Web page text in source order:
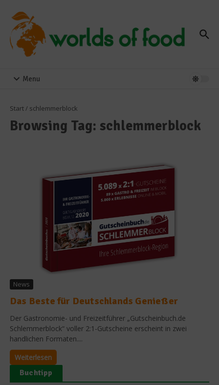
Menu
Start/ schlemmerblock
Browsing Tag: schlemmerblock
News
Das Beste für Deutschlands Genießer
Der Gastronomie- und Freizeitführer „Gutscheinbuch.de
Schlemmerblock“ voller 2:1-Gutscheine erscheint in zwei
handlichen Formaten....
Weiterlesen
Buchtipp